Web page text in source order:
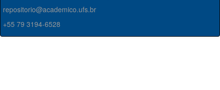
repositorio@academico.ufs.br
+55 79 3194-6528